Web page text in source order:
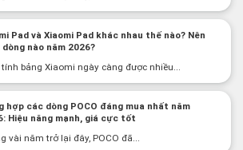
Pad và Xiaomi Pad khác nhau thế nào? Nên
dòng nào năm 2026?
tính bảng Xiaomi ngày càng được nhiều...
hợp các dòng POCO đáng mua nhất năm
Hiệu năng mạnh, giá cực tốt
vài năm trở lại đây, POCO đã...